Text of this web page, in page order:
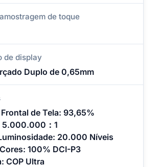
de toque
de display
Duplo de 0,65mm
de Tela: 93,65%
：1
20.000 Níveis
100% DCI-P3
COP Ultra